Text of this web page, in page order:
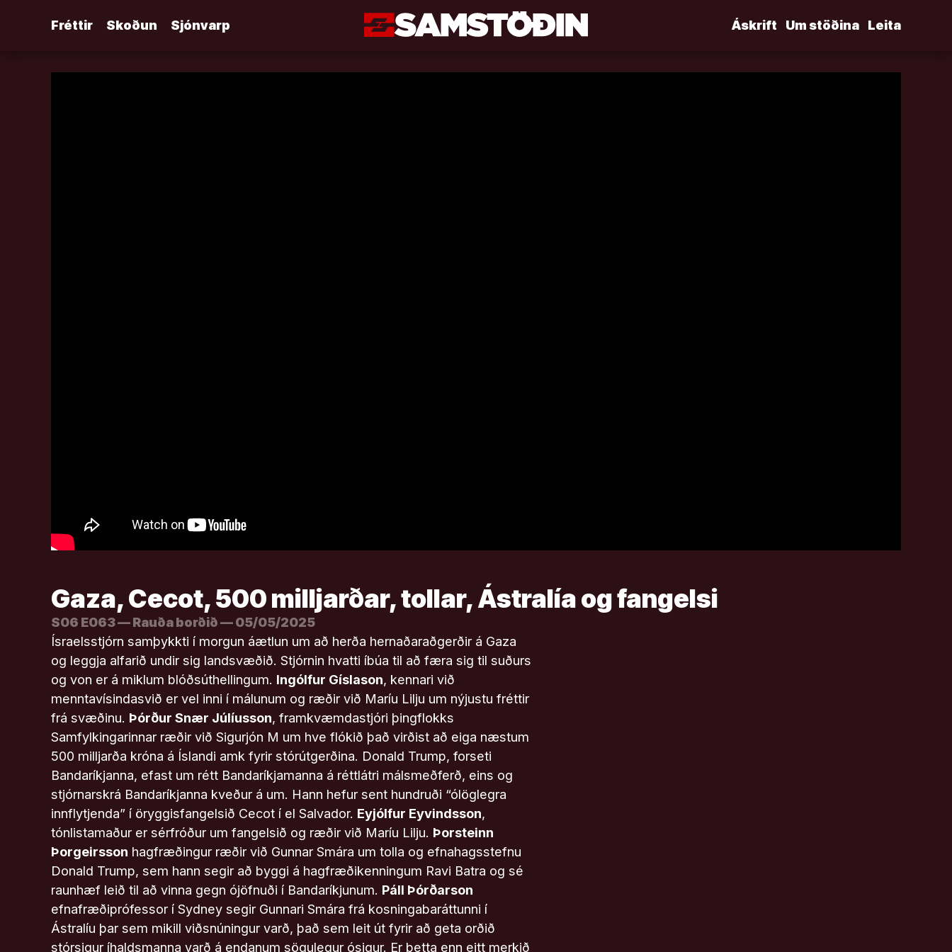
Fréttir Skoðun Sjónvarp Leita
Um stöðina
Áskrift
Gaza, Cecot, 500 milljarðar, tollar, Ástralía og fangelsi
S06 E063 — Rauða borðið — 05/05/2025
Ísraelsstjórn samþykkti í morgun áætlun um að herða hernaðaraðgerðir á Gaza
og leggja alfarið undir sig landsvæðið. Stjórnin hvatti íbúa til að færa sig til suðurs
og von er á miklum blóðsúthellingum. Ingólfur Gíslason, kennari við
menntavísindasvið er vel inni í málunum og ræðir við Maríu Lilju um nýjustu fréttir
frá svæðinu. Þórður Snær Júlíusson, framkvæmdastjóri þingflokks
Samfylkingarinnar ræðir við Sigurjón M um hve flókið það virðist að eiga næstum
500 milljarða króna á Ís­landi amk fyrir stórútgerðina. Donald Trump, forseti
Bandaríkjanna, efast um rétt Bandaríkjamanna á réttlátri málsmeðferð, eins og
stjórnarskrá Bandaríkjanna kveður á um. Hann hefur sent hundruði “ólöglegra
innflytjenda” í öryggisfangelsið Cecot í el Salvador. Eyjólfur Eyvindsson,
tónlistamaður er sérfróður um fangelsið og ræðir við Maríu Lilju. Þorsteinn
Þorgeirsson hagfræðingur ræðir við Gunnar Smára um tolla og efnahagsstefnu
Donald Trump, sem hann segir að byggi á hagfræðikenningum Ravi Batra og sé
raunhæf leið til að vinna gegn ójöfnuði í Bandaríkjunum. Páll Þórðarson
efnafræðiprófessor í Sydney segir Gunnari Smára frá kosningabaráttunni í
Ástralíu þar sem mikill viðsnúningur varð, það sem leit út fyrir að geta orðið
stórsigur íhaldsmanna varð á endanum sögulegur ósigur. Er þetta enn eitt merkið